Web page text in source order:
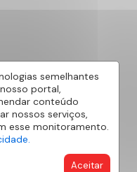
semelhantes
portal,
conteúdo
nossos serviços,
esse monitoramento.
Aceitar